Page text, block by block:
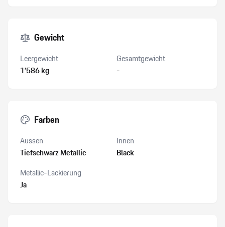
Gewicht
Leergewicht
1’586 kg
Gesamtgewicht
-
Farben
Aussen
Tiefschwarz Metallic
Innen
Black
Metallic-Lackierung
Ja